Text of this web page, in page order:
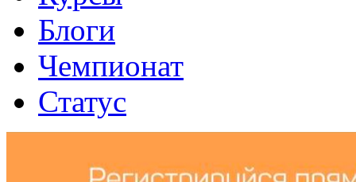
Блоги
Чемпионат
Статус